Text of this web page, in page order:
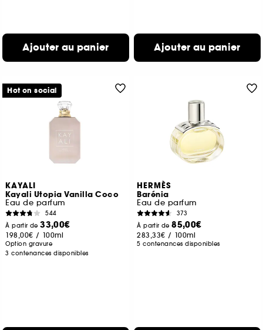
Ajouter au panier Ajouter au panier
KAYALI
Kayali Utopia Vanilla Coco
Eau de parfum
544
À partir de33,00€
198,00€ / 100ml
Option gravure
3 contenances disponibles
Hot on social
HERMÈS
Barénia
Eau de parfum
373
À partir de85,00€
283,33€ / 100ml
5 contenances disponibles